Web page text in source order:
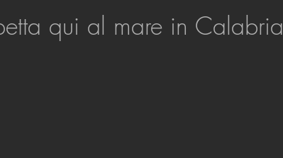
qui al mare in Calabria